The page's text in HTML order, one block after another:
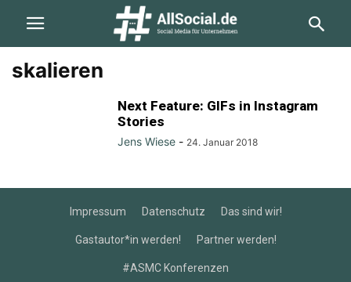
skalieren
Next Feature: GIFs in Instagram
Stories
Jens Wiese - 24. Januar 2018
Impressum Datenschutz Das sind wir!
Gastautor*in werden! Partner werden!
#ASMC Konferenzen